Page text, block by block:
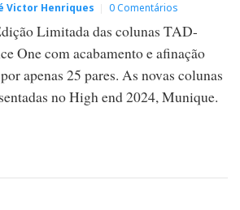
Victor Henriques 0 Comentários
Limitada das colunas TAD-
One com acabamento e afinação
apenas 25 pares. As novas colunas
no High end 2024, Munique.